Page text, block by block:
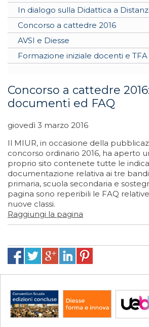
In dialogo sulla Didattica a
Concorso a cattedre 2016
AVSI e Diesse
Formazione iniziale docenti e TFA
Concorso a cattedre
documenti ed FAQ
giovedì 3 marzo 2016
Il MIUR, in occasione della
concorso ordinario 2016, ha aperto
proprio sito contenete tutte le
documentazione relativa ai tre
primaria, scuola secondaria e
pagina sono reperibili le FAQ
nuove classi.
Raggiungi la pagina